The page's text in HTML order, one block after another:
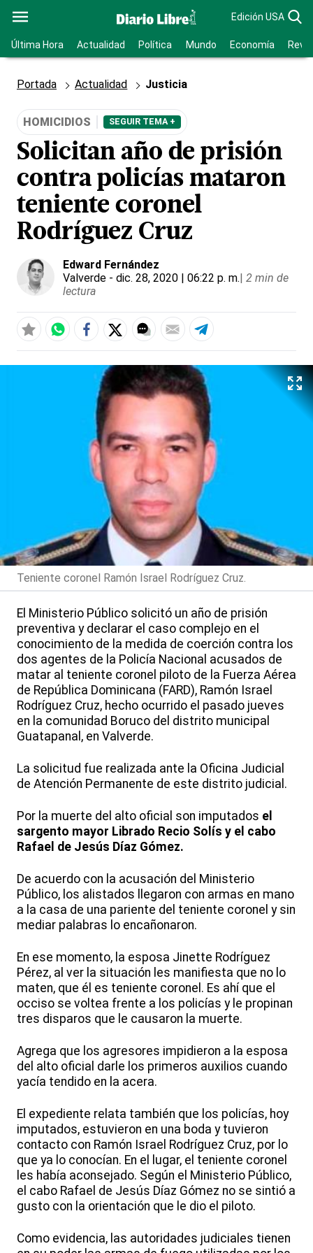
Edición USA
Última Hora Actualidad Política Mundo Economía
Portada Actualidad Justicia
HOMICIDIOS SEGUIR TEMA +
Solicitan año de prisión
contra policías mataron
teniente coronel
Rodríguez Cruz
Edward Fernández
Valverde - dic. 28, 2020 | 06:22 p. m.| 2 min de
lectura
Teniente coronel Ramón Israel Rodríguez Cruz.
El Ministerio Público solicitó un año de prisión
preventiva y declarar el caso complejo en el
conocimiento de la medida de coerción contra los
dos agentes de la Policía Nacional acusados de
matar al teniente coronel piloto de la Fuerza Aérea
de República Dominicana (FARD), Ramón Israel
Rodríguez Cruz, hecho ocurrido el pasado jueves
en la comunidad Boruco del distrito municipal
Guatapanal, en Valverde.
La solicitud fue realizada ante la Oficina Judicial
de Atención Permanente de este distrito judicial.
Por la muerte del alto oficial son imputados el
sargento mayor Librado Recio Solís y el cabo
Rafael de Jesús Díaz Gómez.
De acuerdo con la acusación del Ministerio
Público, los alistados llegaron con armas en mano
a la casa de una pariente del teniente coronel y sin
mediar palabras lo encañonaron.
En ese momento, la esposa Jinette Rodríguez
Pérez, al ver la situación les manifiesta que no lo
maten, que él es teniente coronel. Es ahí que el
occiso se voltea frente a los policías y le propinan
tres disparos que le causaron la muerte.
Agrega que los agresores impidieron a la esposa
del alto oficial darle los primeros auxilios cuando
yacía tendido en la acera.
El expediente relata también que los policías, hoy
imputados, estuvieron en una boda y tuvieron
contacto con Ramón Israel Rodríguez Cruz, por lo
que ya lo conocían. En el lugar, el teniente coronel
les había aconsejado. Según el Ministerio Público,
el cabo Rafael de Jesús Díaz Gómez no se sintió a
gusto con la orientación que le dio el piloto.
Como evidencia, las autoridades judiciales tienen